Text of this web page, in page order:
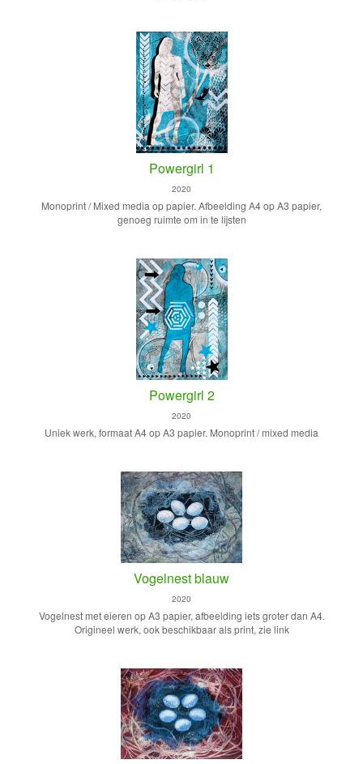
Powergirl 1
2020
Monoprint / Mixed media op papier. Afbeelding A4 op A3 papier,
genoeg ruimte om in te lijsten
Powergirl 2
2020
Uniek werk, formaat A4 op A3 papier. Monoprint / mixed media
Vogelnest blauw
2020
Vogelnest met eieren op A3 papier, afbeelding iets groter dan A4.
Origineel werk, ook beschikbaar als print, zie link